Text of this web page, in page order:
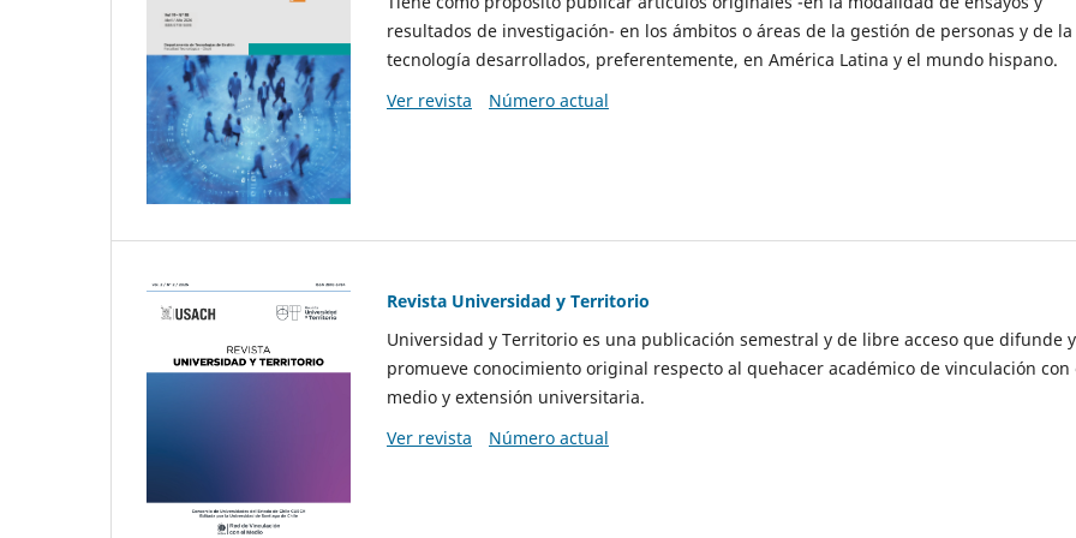
resultados de investigación- en los ámbitos o áreas de la gestión de personas y de la
tecnología desarrollados, preferentemente, en América Latina y el mundo hispano.
Ver revista
Número actual
Revista Universidad y Territorio
Universidad y Territorio es una publicación semestral y de libre acceso que difunde y
promueve conocimiento original respecto al quehacer académico de vinculación con
medio y extensión universitaria.
Ver revista
Número actual